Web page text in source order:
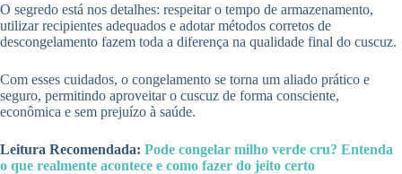
O segredo está nos detalhes: respeitar o tempo de armazenamento,
utilizar recipientes adequados e adotar métodos corretos de
descongelamento fazem toda a diferença na qualidade final do cuscuz.
Com esses cuidados, o congelamento se torna um aliado prático e
seguro, permitindo aproveitar o cuscuz de forma consciente,
econômica e sem prejuízo à saúde.
Leitura Recomendada: Pode congelar milho verde cru? Entenda
o que realmente acontece e como fazer do jeito certo